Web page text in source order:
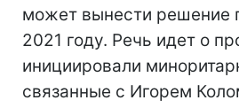
может вынести решение
2021 году. Речь идет о
инициировали
связанные с Игорем